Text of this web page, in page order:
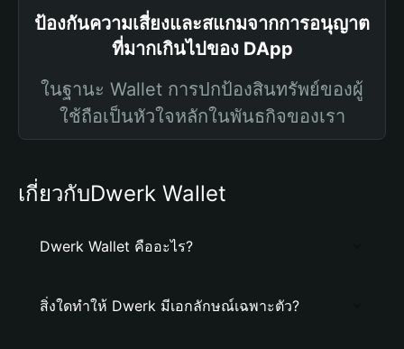
ป้องกันความเสี่ยงและสแกมจากการอนุญาต
ที่มากเกินไปของ DApp
ในฐานะ Wallet การปกป้องสินทรัพย์ของผู้
ใช้ถือเป็นหัวใจหลักในพันธกิจของเรา
เกี่ยวกับDwerk Wallet
Dwerk Wallet คืออะไร?
สิ่งใดทำให้ Dwerk มีเอกลักษณ์เฉพาะตัว?